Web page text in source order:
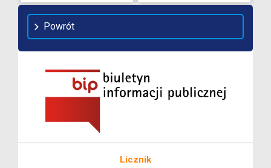
Powrót
Licznik